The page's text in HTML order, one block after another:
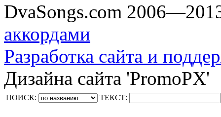
DvaSongs.com
аккордами
Разработка сайта и
Дизайна сайта 'PromoPX'
ПОИСК: ТЕКСТ: